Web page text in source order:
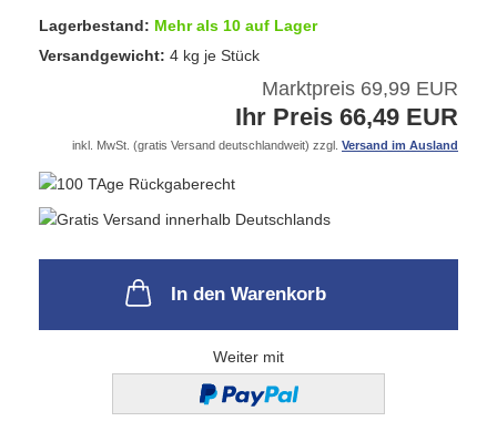
Lagerbestand: Mehr als 10 auf Lager
Versandgewicht: 4 kg je Stück
Marktpreis 69,99 EUR
Ihr Preis 66,49 EUR
inkl. MwSt. (gratis Versand deutschlandweit) zzgl. Versand im Ausland
In den Warenkorb
Weiter mit